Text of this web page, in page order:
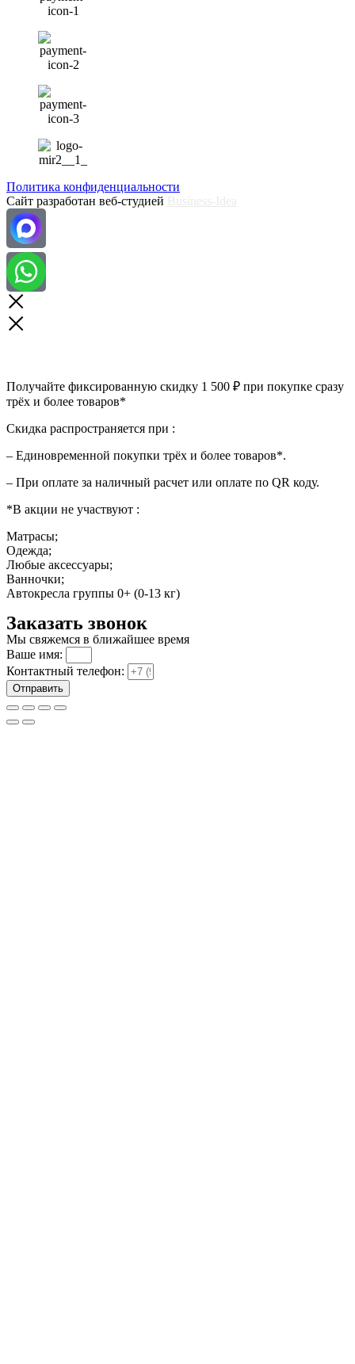
Политика конфиденциальности
Сайт разработан веб-студией
Получайте фиксированную скидку 1 500 ₽ при покупке сразу
трёх и более товаров*
Скидка распространяется при :
– Единовременной покупки трёх и более товаров*.
– При оплате за наличный расчет или оплате по QR коду.
*В акции не участвуют :
Матрасы;
Одежда;
Любые аксессуары;
Ванночки;
Автокресла группы 0+ (0-13 кг)
Заказать звонок
Мы свяжемся в ближайшее время
Ваше имя:
Контактный телефон:
Отправить